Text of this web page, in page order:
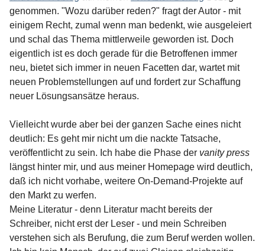
genommen. "Wozu darüber reden?" fragt der Autor - mit
einigem Recht, zumal wenn man bedenkt, wie ausgeleiert
und schal das Thema mittlerweile geworden ist. Doch
eigentlich ist es doch gerade für die Betroffenen immer
neu, bietet sich immer in neuen Facetten dar, wartet mit
neuen Problemstellungen auf und fordert zur Schaffung
neuer Lösungsansätze heraus.
Vielleicht wurde aber bei der ganzen Sache eines nicht
deutlich: Es geht mir nicht um die nackte Tatsache,
veröffentlicht zu sein. Ich habe die Phase der vanity press
längst hinter mir, und aus meiner Homepage wird deutlich,
daß ich nicht vorhabe, weitere On-Demand-Projekte auf
den Markt zu werfen.
Meine Literatur - denn Literatur macht bereits der
Schreiber, nicht erst der Leser - und mein Schreiben
verstehen sich als Berufung, die zum Beruf werden wollen.